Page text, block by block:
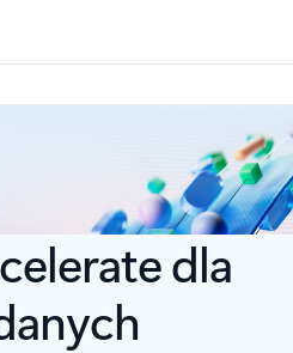
dla